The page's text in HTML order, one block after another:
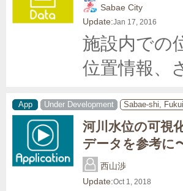
Sabae City
Update:Jan 17, 2016
施設内での
位置情報
App Under Development Sabae-shi,
河川水位の可視
データを参考に
西山渉
Update:Oct 1, 2018